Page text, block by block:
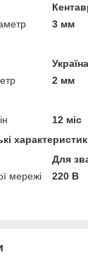
3 мм
Україна
2 мм
12 міс
Для
мережі
220 В